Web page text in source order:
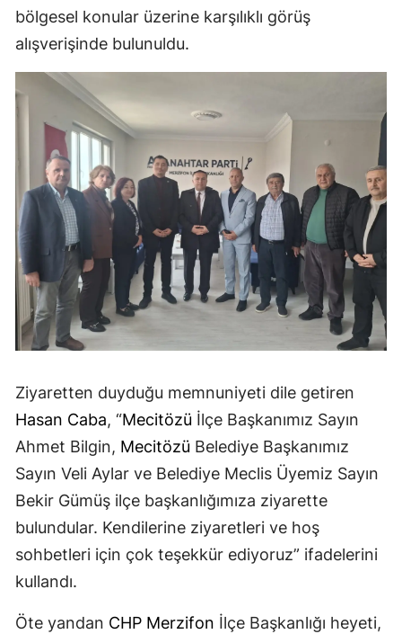
bölgesel konular üzerine karşılıklı görüş
alışverişinde bulunuldu.
Ziyaretten duyduğu memnuniyeti dile getiren
Hasan Caba, “Mecitözü İlçe Başkanımız Sayın
Ahmet Bilgin, Mecitözü Belediye Başkanımız
Sayın Veli Aylar ve Belediye Meclis Üyemiz Sayın
Bekir Gümüş ilçe başkanlığımıza ziyarette
bulundular. Kendilerine ziyaretleri ve hoş
sohbetleri için çok teşekkür ediyoruz” ifadelerini
kullandı.
Öte yandan CHP Merzifon İlçe Başkanlığı heyeti,